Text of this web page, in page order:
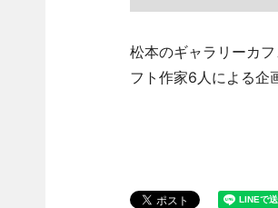
松本のギャラリーカ
フト作家6人による企